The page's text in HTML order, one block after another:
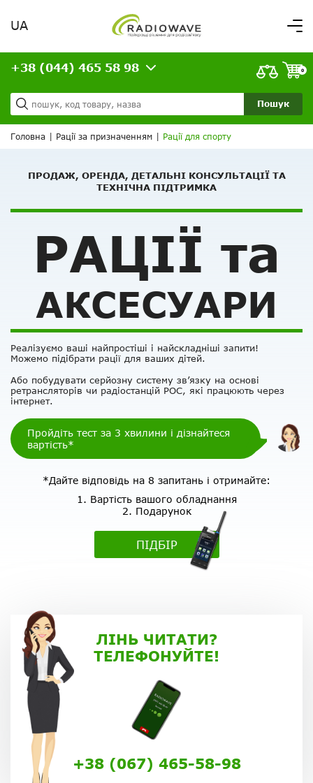
Вітаємо,
увійдіть в особистий кабінет
Доставка та оплата
Кредит
Статті
ВАШЕ ЗАМОВЛЕННЯ
UA
Пошук
+38 (044) 465 58 98 0
Головна Рації за призначенням Рації для спорту
ПРОДАЖ, ОРЕНДА, ДЕТАЛЬНІ КОНСУЛЬТАЦІЇ ТА
ТЕХНІЧНА ПІДТРИМКА
РАЦІЇ та
АКСЕСУАРИ
Реалізуємо ваші найпростіші і найскладніші запити!
Можемо підібрати рації для ваших дітей.
Або побудувати серйозну систему зв’язку на основі
ретрансляторів чи радіостанцій РОС, які працюють через
інтернет.
Пройдіть тест за 3 хвилини і дізнайтеся
вартість*
*Дайте відповідь на 8 запитань і отримайте:
1. Вартість вашого обладнання
2. Подарунок
ПІДБІР
ЛІНЬ ЧИТАТИ?
ТЕЛЕФОНУЙТЕ!
+38 (067) 465-58-98